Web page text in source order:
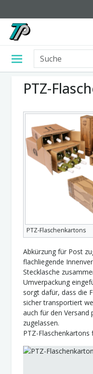
PTZ-
PTZ-Flaschenkartons
Abkürzung für Post
flachliegende
Stecklasche
Umverpackung
sorgt dafür, dass die
sicher transportiert
auch für den Versand
zugelassen.
PTZ-Flaschenkartons